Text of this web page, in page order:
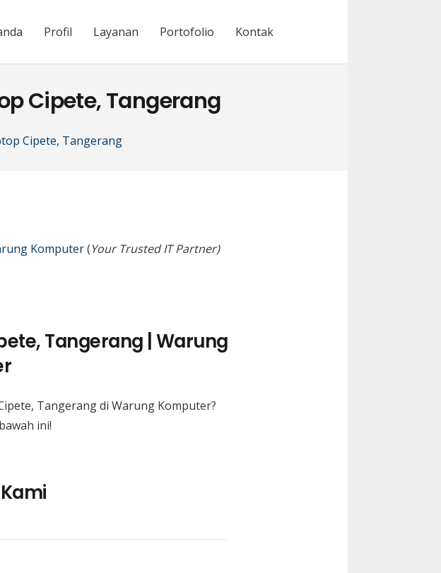
Profil Layanan Portofolio Kontak
Cipete, Tangerang
Cipete, Tangerang
Komputer(Your Trusted IT Partner)
Tangerang | Warung
Tangerang di Warung Komputer?
ini!